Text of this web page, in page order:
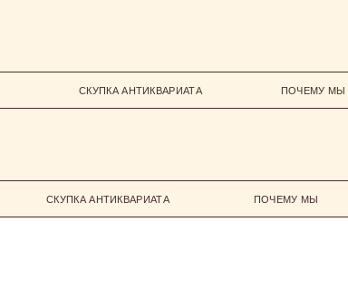
СКУПКА АНТИКВАРИАТА ПОЧЕМУ МЫ
СКУПКА АНТИКВАРИАТА ПОЧЕМУ МЫ